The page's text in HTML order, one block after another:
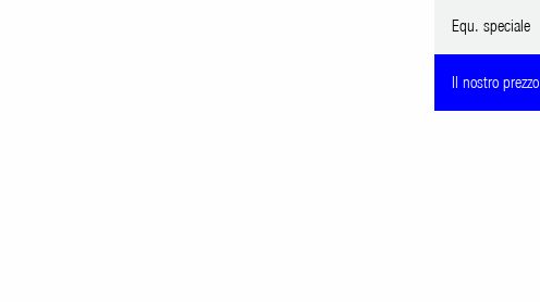
Equ. speciale
Il nostro prezzo